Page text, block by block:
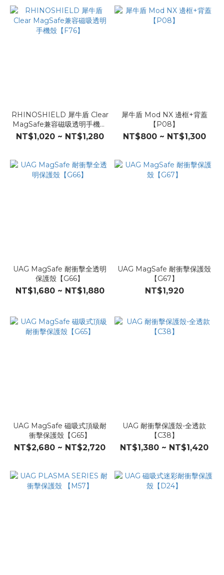
RHINOSHIELD 犀牛盾 Clear
MagSafe兼容磁吸透明手機殼
【F76】
NT$1,020 ~ NT$1,280
犀牛盾 Mod NX 邊框+背蓋
【P08】
NT$800 ~ NT$1,300
UAG MagSafe 耐衝擊全透明
保護殼【G66】
NT$1,680 ~ NT$1,880
UAG MagSafe 耐衝擊保護殼
【G67】
NT$1,920
UAG MagSafe 磁吸式頂級耐
衝擊保護殼【G65】
NT$2,680 ~ NT$2,720
UAG 耐衝擊保護殼-全透款
【C38】
NT$1,380 ~ NT$1,420